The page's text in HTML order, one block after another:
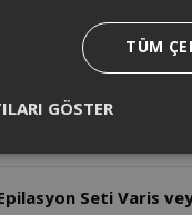
Seti Ürünün
Seti Cihazın
Seti
Seti Varis
TÜM
GÖSTER